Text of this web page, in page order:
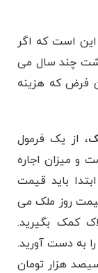
است که اگر
چند سال می‌
فرض که هزینه
، از یک فرمول
و میزان اجاره
باید قیمت
قیمت روز ملک می‌
کمک بگیرید.
به دست آورید.
هزار تومان